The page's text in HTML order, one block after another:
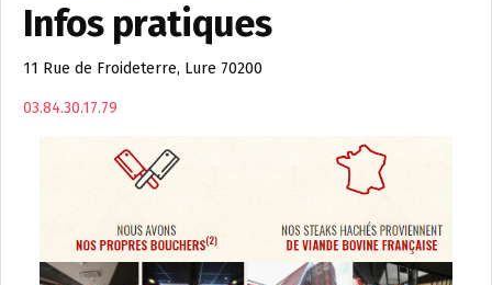
Infos pratiques
11 Rue de Froideterre, Lure 70200
03.84.30.17.79